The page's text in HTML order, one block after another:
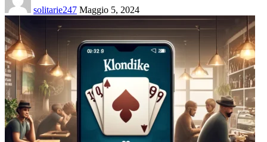
solitarie247 Maggio 5, 2024